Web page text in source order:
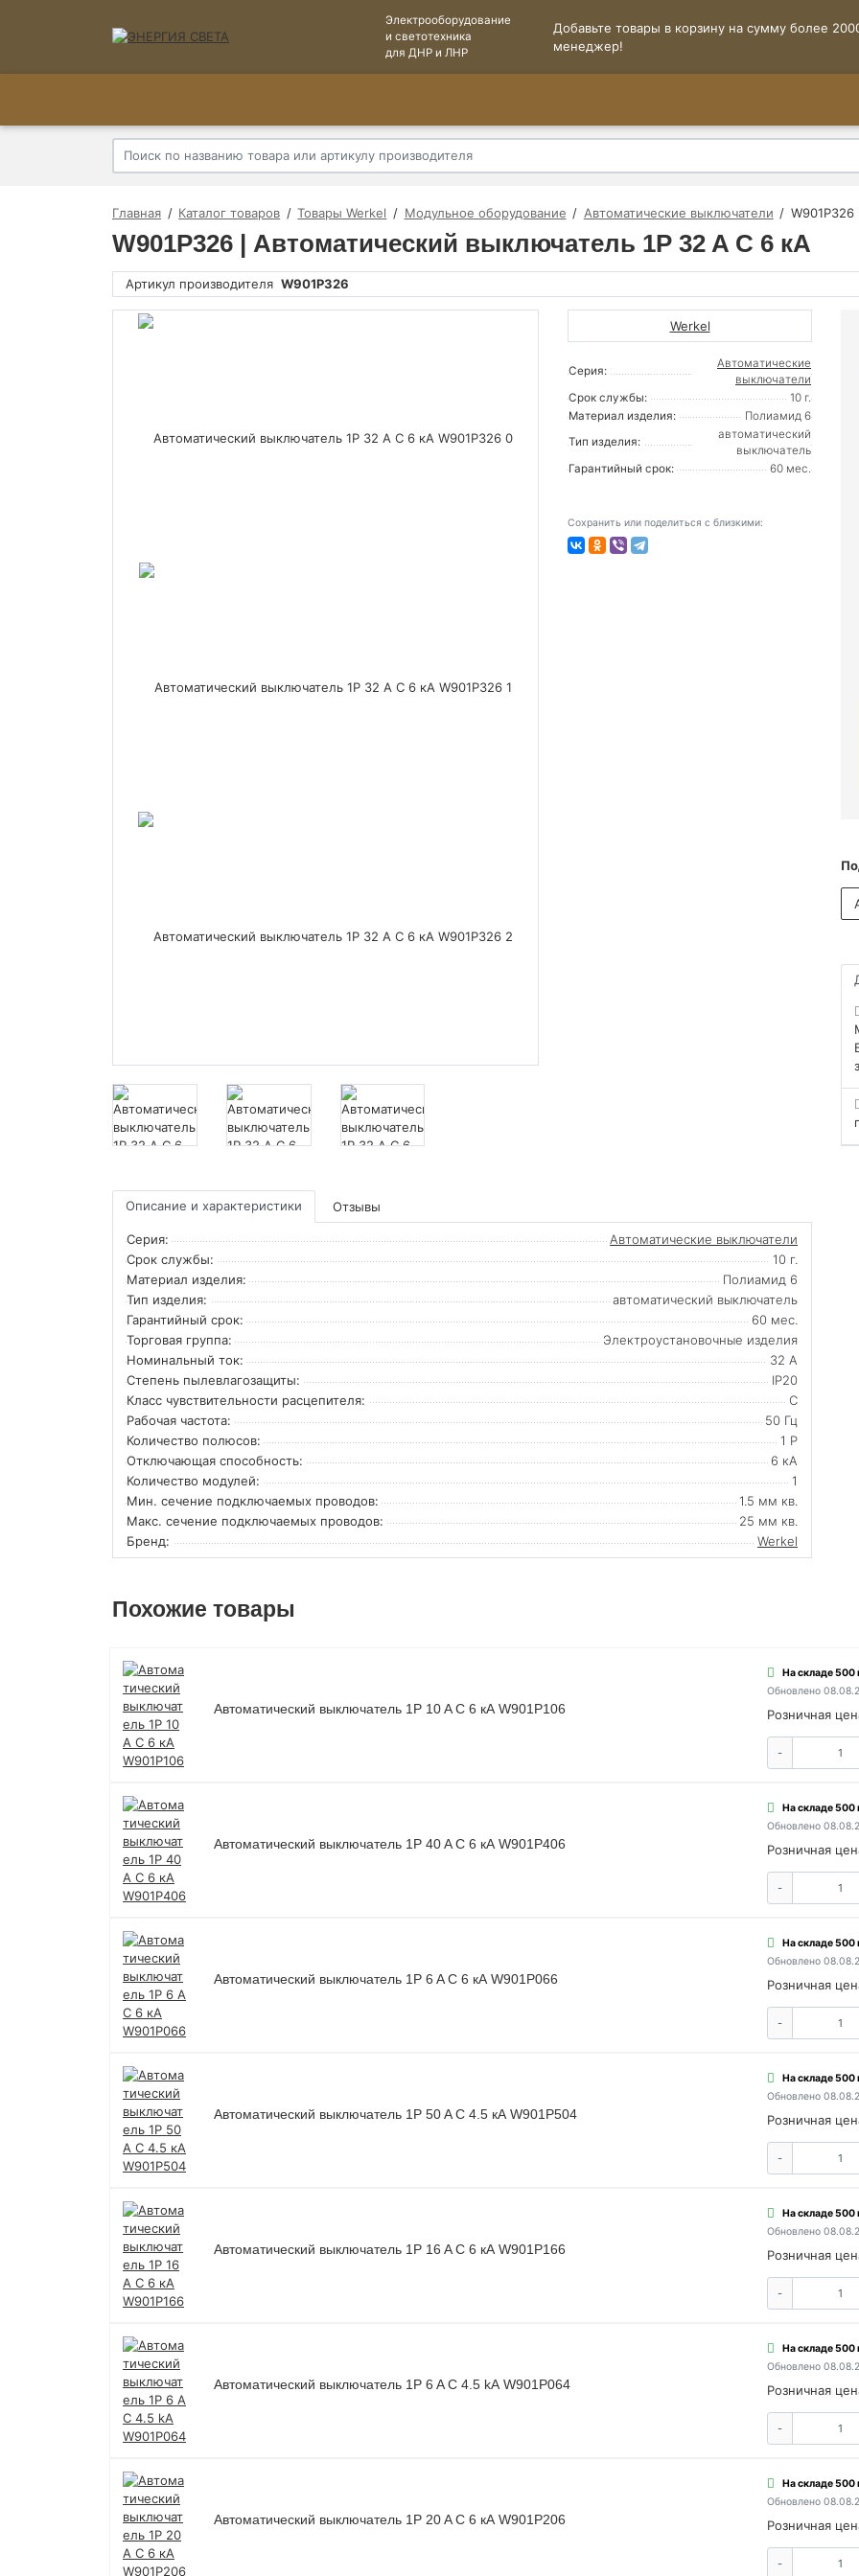
Электрооборудование
и светотехника
для ДНР и ЛНР
Добавьте товары в корзину на сумму более
менеджер!
Главная Каталог товаров Товары Werkel Модульное оборудование Автоматические выключатели
W901P326 | Автоматический выключатель 1P 32 A C 6 кА
Артикул производителя W901P326
Werkel
Серия:
Автоматические
выключатели
Срок службы:
10 г.
Материал изделия:
Полиамид 6
Тип изделия:
автоматический
выключатель
Гарантийный срок:
60 мес.
Сохранить или поделиться с близкими:
Описание и характеристики Отзывы
Серия:
Автоматические выключатели
Срок службы:
10 г.
Материал изделия:
Полиамид 6
Тип изделия:
автоматический выключатель
Гарантийный срок:
60 мес.
Торговая группа:
Электроустановочные изделия
Номинальный ток:
32 А
Степень пылевлагозащиты:
IP20
Класс чувствительности расцепителя:
С
Рабочая частота:
50 Гц
Количество полюсов:
1 P
Отключающая способность:
6 кА
Количество модулей:
1
Мин. сечение подключаемых проводов:
1.5 мм кв.
Макс. сечение подключаемых проводов:
25 мм кв.
Бренд:
Werkel
Похожие товары
Автоматический выключатель 1P 10 A C 6 кА W901P106
На складе 500
Обновлено
Розничная
-
Автоматический выключатель 1P 40 A C 6 кА W901P406
На складе 500
Обновлено
Розничная
-
Автоматический выключатель 1P 6 A C 6 кА W901P066
На складе 500
Обновлено
Розничная
-
Автоматический выключатель 1P 50 A C 4.5 кА W901P504
На складе 500
Обновлено
Розничная
-
Автоматический выключатель 1P 16 A C 6 кА W901P166
На складе 500
Обновлено
Розничная
-
Автоматический выключатель 1P 6 A C 4.5 kА W901P064
На складе 500
Обновлено
Розничная
-
Автоматический выключатель 1P 20 A C 6 кА W901P206
На складе 500
Обновлено
Розничная
-